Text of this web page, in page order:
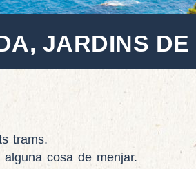
JARDINS
trams.
cosa de menjar.